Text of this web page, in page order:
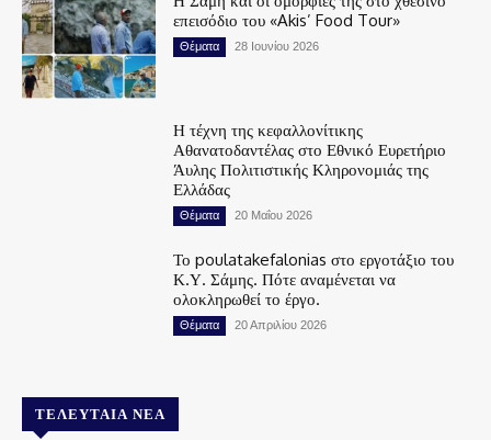
επεισόδιο του «Akis’ Food Tour»
Θέματα 28 Ιουνίου 2026
Η τέχνη της κεφαλλονίτικης
Αθανατοδαντέλας στο Εθνικό Ευρετήριο
Άυλης Πολιτιστικής Κληρονομιάς της
Ελλάδας
Θέματα 20 Μαΐου 2026
Το poulatakefalonias στο εργοτάξιο του
Κ.Υ. Σάμης. Πότε αναμένεται να
ολοκληρωθεί το έργο.
Θέματα 20 Απριλίου 2026
ΤΕΛΕΥΤΑΊΑ ΝΈΑ